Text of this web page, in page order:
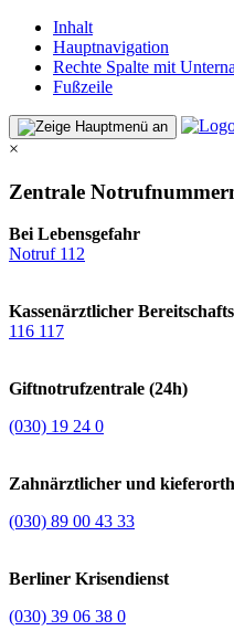
Inhalt
Hauptnavigation
Rechte Spalte mit
Fußzeile
×
Zentrale
Bei Lebensgefahr
Notruf 112
Kassenärztlicher
116 117
Giftnotrufzentrale (24h)
(030) 19 24 0
Zahnärztlicher und
(030) 89 00 43 33
Berliner Krisendienst
(030) 39 06 38 0